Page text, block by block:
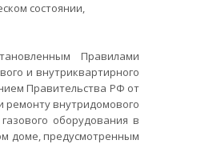
состоянии,
Правилами
и внутриквартирного
Правительства РФ от
ремонту внутридомового
оборудования в
доме, предусмотренным